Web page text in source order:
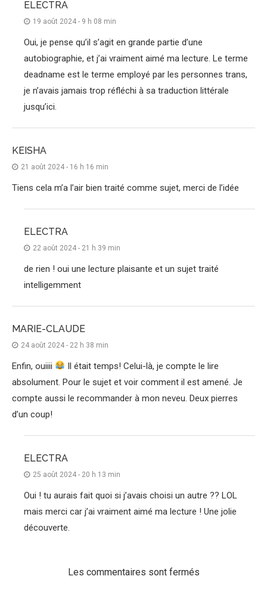
ELECTRA
19 août 2024 - 9 h 08 min
Oui, je pense qu’il s’agit en grande partie d’une
autobiographie, et j’ai vraiment aimé ma lecture. Le terme
deadname est le terme employé par les personnes trans,
je n’avais jamais trop réfléchi à sa traduction littérale
jusqu’ici.
KEISHA
21 août 2024 - 16 h 16 min
Tiens cela m’a l’air bien traité comme sujet, merci de l’idée
ELECTRA
22 août 2024 - 21 h 39 min
de rien ! oui une lecture plaisante et un sujet traité
intelligemment
MARIE-CLAUDE
24 août 2024 - 22 h 38 min
Enfin, ouiiii
Il était temps! Celui-là, je compte le lire
absolument. Pour le sujet et voir comment il est amené. Je
compte aussi le recommander à mon neveu. Deux pierres
d’un coup!
ELECTRA
25 août 2024 - 20 h 13 min
Oui ! tu aurais fait quoi si j’avais choisi un autre ?? LOL
mais merci car j’ai vraiment aimé ma lecture ! Une jolie
découverte.
Les commentaires sont fermés